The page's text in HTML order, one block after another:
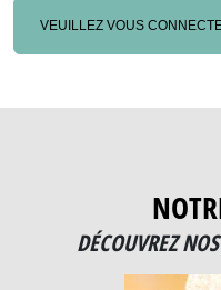
VEUILLEZ VOUS
DÉCOUVREZ